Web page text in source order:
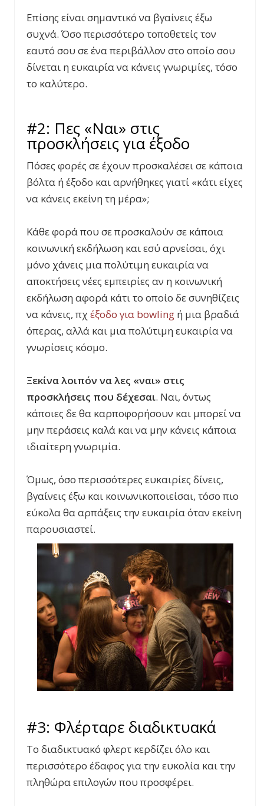
Επίσης είναι σημαντικό να βγαίνεις έξω
συχνά. Όσο περισσότερο τοποθετείς τον
εαυτό σου σε ένα περιβάλλον στο οποίο σου
δίνεται η ευκαιρία να κάνεις γνωριμίες, τόσο
το καλύτερο.
#2: Πες «Ναι» στις
προσκλήσεις για έξοδο
Πόσες φορές σε έχουν προσκαλέσει σε κάποια
βόλτα ή έξοδο και αρνήθηκες γιατί «κάτι είχες
να κάνεις εκείνη τη μέρα»;
Κάθε φορά που σε προσκαλούν σε κάποια
κοινωνική εκδήλωση και εσύ αρνείσαι, όχι
μόνο χάνεις μια πολύτιμη ευκαιρία να
αποκτήσεις νέες εμπειρίες αν η κοινωνική
εκδήλωση αφορά κάτι το οποίο δε συνηθίζεις
να κάνεις, πχ έξοδο για bowling ή μια βραδιά
όπερας, αλλά και μια πολύτιμη ευκαιρία να
γνωρίσεις κόσμο.
Ξεκίνα λοιπόν να λες «ναι» στις
προσκλήσεις που δέχεσαι. Ναι, όντως
κάποιες δε θα καρποφορήσουν και μπορεί να
μην περάσεις καλά και να μην κάνεις κάποια
ιδιαίτερη γνωριμία.
Όμως, όσο περισσότερες ευκαιρίες δίνεις,
βγαίνεις έξω και κοινωνικοποιείσαι, τόσο πιο
εύκολα θα αρπάξεις την ευκαιρία όταν εκείνη
παρουσιαστεί.
#3: Φλέρταρε διαδικτυακά
Το διαδικτυακό φλερτ κερδίζει όλο και
περισσότερο έδαφος για την ευκολία και την
πληθώρα επιλογών που προσφέρει.